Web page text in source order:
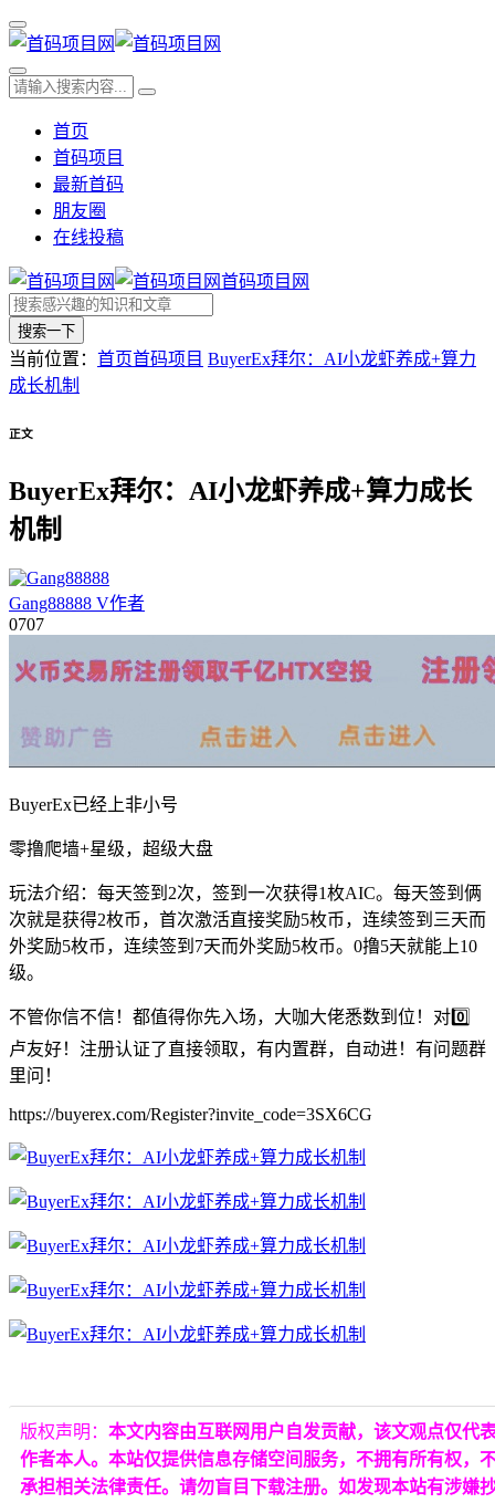
首页
首码项目
最新首码
朋友圈
在线投稿
首码项目网
搜索一下
当前位置： 首页首码项目 BuyerEx拜尔：AI小龙虾养成+算力
成长机制
正文
BuyerEx拜尔：AI小龙虾养成+算力成长
机制
Gang88888 V作者
0707
BuyerEx已经上非小号
零撸爬墙+星级，超级大盘
玩法介绍：每天签到2次，签到一次获得1枚AIC。每天签到俩
次就是获得2枚币，首次激活直接奖励5枚币，连续签到三天而
外奖励5枚币，连续签到7天而外奖励5枚币。0撸5天就能上10
级。
不管你信不信！都值得你先入场，大咖大佬悉数到位！对0️⃣
卢友好！注册认证了直接领取，有内置群，自动进！有问题群
里问！
https://buyerex.com/Register?invite_code=3SX6CG
版权声明： 本文内容由互联网用户自发贡献，该文观点仅代
作者本人。本站仅提供信息存储空间服务，不拥有所有权，
承担相关法律责任。请勿盲目下载注册。如发现本站有涉嫌